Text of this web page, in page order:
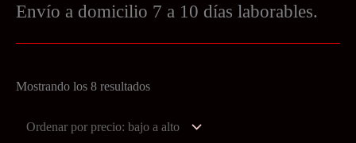
Envío a domicilio 7 a 10 días laborables.
Mostrando los 8 resultadosOrdenado
precio: